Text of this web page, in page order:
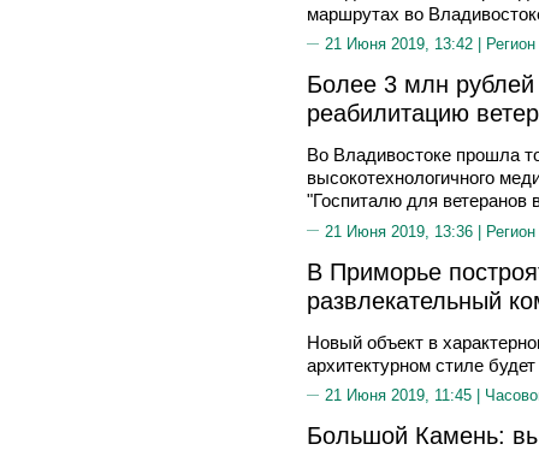
маршрутах во
21 Июня 2019, 13:42 |
Более 3 млн рублей
реабилитацию
Во Владивостоке прошла
высокотехнологичного
"Госпиталю для ветеранов
21 Июня 2019, 13:36 |
В Приморье
развлекательный
Новый объект в
архитектурном стиле
21 Июня 2019, 11:45 |
Большой Камень: